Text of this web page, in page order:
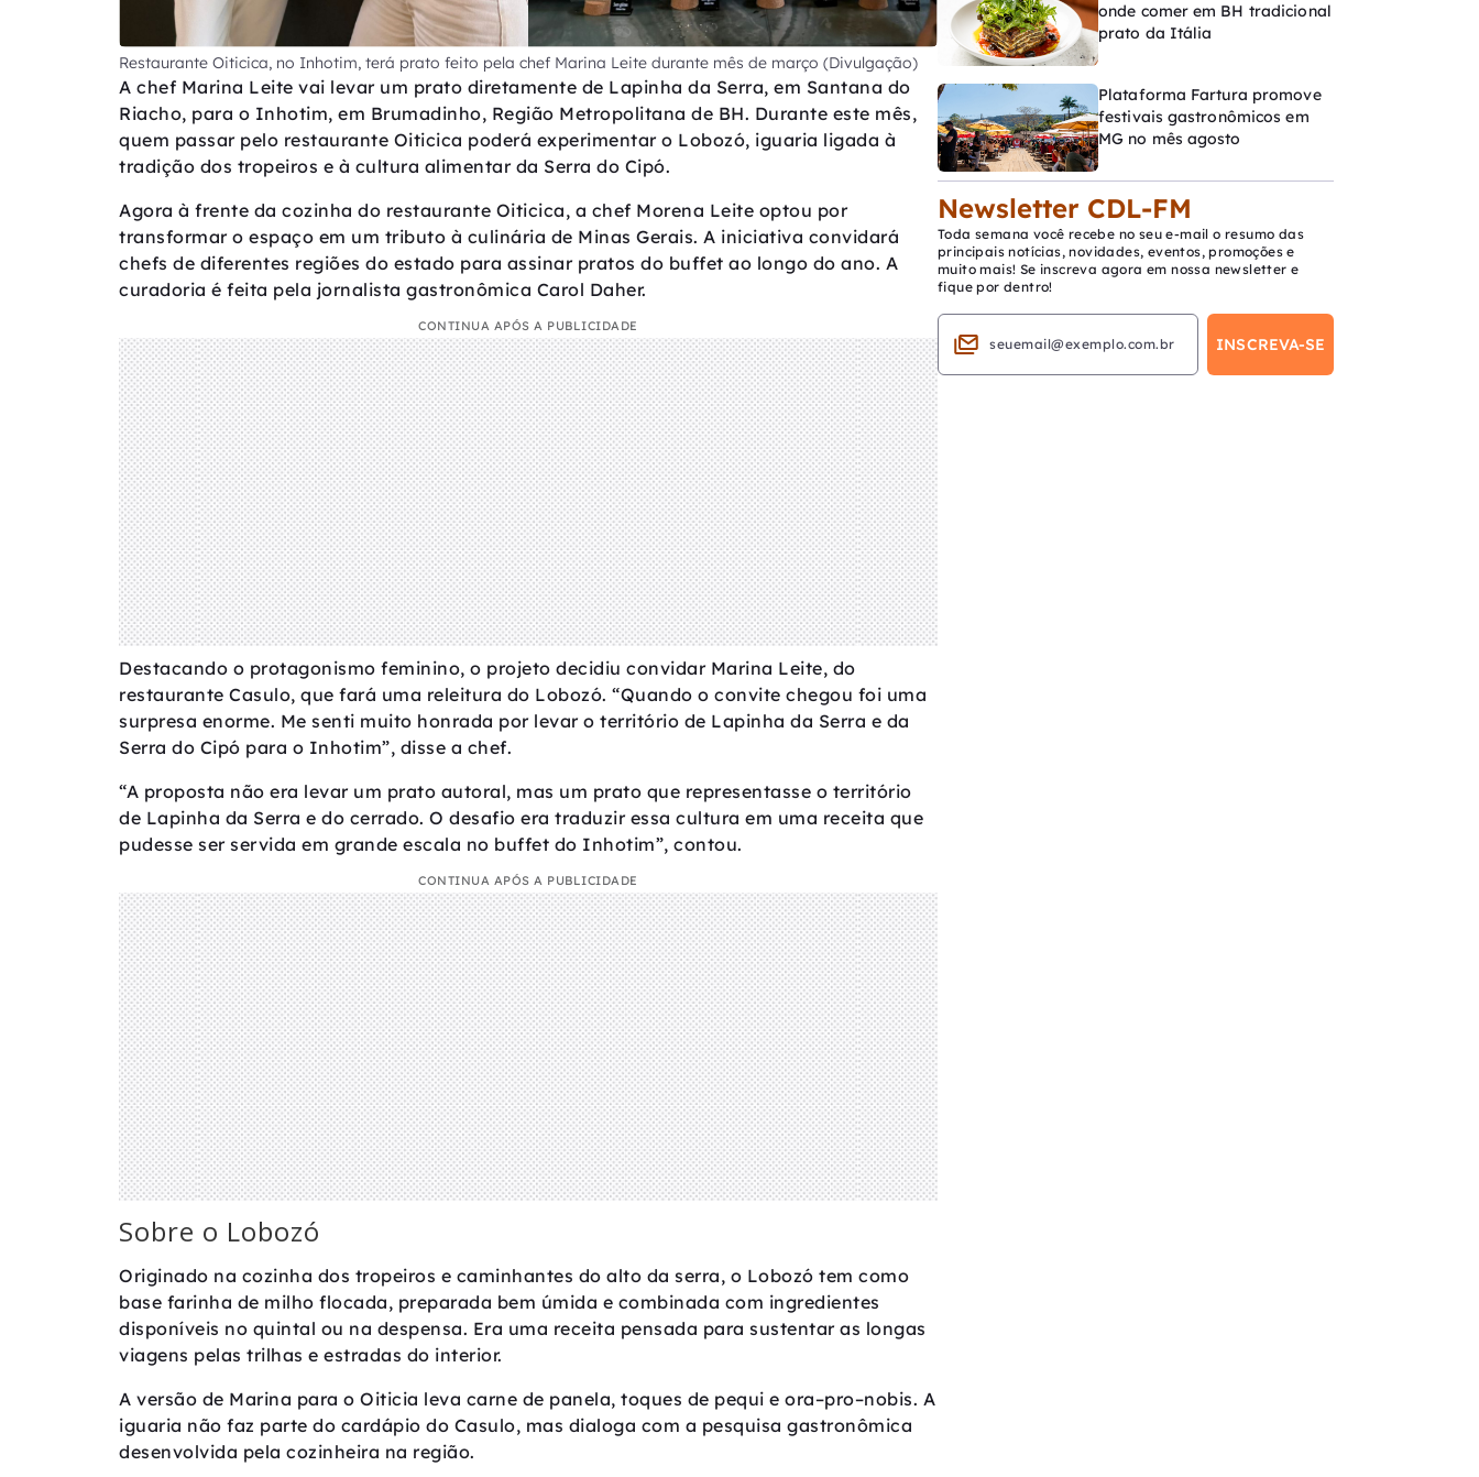
Restaurante Oiticica, no Inhotim, terá prato feito pela chef Marina Leite durante mês de março (Divulgação)
A chef Marina Leite vai levar um prato diretamente de Lapinha da Serra, em Santana do
Riacho, para o Inhotim, em Brumadinho, Região Metropolitana de BH. Durante este mês,
quem passar pelo restaurante Oiticica poderá experimentar o Lobozó, iguaria ligada à
tradição dos tropeiros e à cultura alimentar da Serra do Cipó.
Agora à frente da cozinha do restaurante Oiticica, a chef Morena Leite optou por
transformar o espaço em um tributo à culinária de Minas Gerais. A iniciativa convidará
chefs de diferentes regiões do estado para assinar pratos do buffet ao longo do ano. A
curadoria é feita pela jornalista gastronômica Carol Daher.
CONTINUA APÓS A PUBLICIDADE
Destacando o protagonismo feminino, o projeto decidiu convidar Marina Leite, do
restaurante Casulo, que fará uma releitura do Lobozó. “Quando o convite chegou foi uma
surpresa enorme. Me senti muito honrada por levar o território de Lapinha da Serra e da
Serra do Cipó para o Inhotim”, disse a chef.
“A proposta não era levar um prato autoral, mas um prato que representasse o território
de Lapinha da Serra e do cerrado. O desafio era traduzir essa cultura em uma receita que
pudesse ser servida em grande escala no buffet do Inhotim”, contou.
CONTINUA APÓS A PUBLICIDADE
Sobre o Lobozó
Originado na cozinha dos tropeiros e caminhantes do alto da serra, o Lobozó tem como
base farinha de milho flocada, preparada bem úmida e combinada com ingredientes
disponíveis no quintal ou na despensa. Era uma receita pensada para sustentar as longas
viagens pelas trilhas e estradas do interior.
A versão de Marina para o Oiticia leva carne de panela, toques de pequi e ora–pro–nobis. A
iguaria não faz parte do cardápio do Casulo, mas dialoga com a pesquisa gastronômica
desenvolvida pela cozinheira na região.
onde comer em BH tradicional
prato da Itália
Plataforma Fartura promove
festivais gastronômicos em
MG no mês agosto
Newsletter CDL-FM
Toda semana você recebe no seu e-mail o resumo das
principais notícias, novidades, eventos, promoções e
muito mais! Se inscreva agora em nossa newsletter e
fique por dentro!